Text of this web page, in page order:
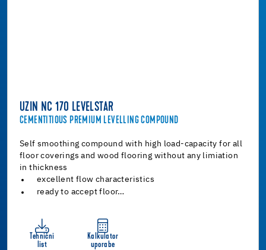
UZIN NC 170 LEVELSTAR
CEMENTITIOUS PREMIUM LEVELLING COMPOUND
Self smoothing compound with high load-capacity for all
floor coverings and wood flooring without any limiation
in thickness
excellent flow characteristics
ready to accept floor…
Tehnični
list
Kalkulator
uporabe